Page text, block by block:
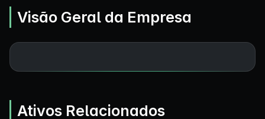
Visão Geral da Empresa
Ativos Relacionados